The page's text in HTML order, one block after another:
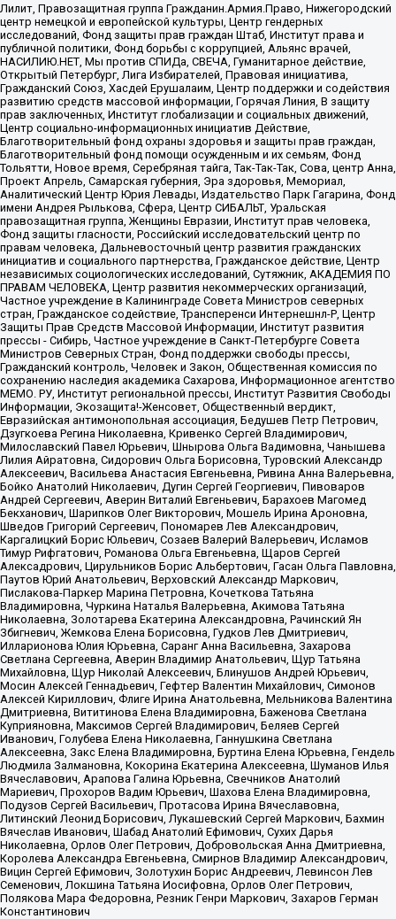
Лилит, Правозащитная группа Гражданин.Армия.Право, Нижегородский
центр немецкой и европейской культуры, Центр гендерных
исследований, Фонд защиты прав граждан Штаб, Институт права и
публичной политики, Фонд борьбы с коррупцией, Альянс врачей,
НАСИЛИЮ.НЕТ, Мы против СПИДа, СВЕЧА, Гуманитарное действие,
Открытый Петербург, Лига Избирателей, Правовая инициатива,
Гражданский Союз, Хасдей Ерушалаим, Центр поддержки и содействия
развитию средств массовой информации, Горячая Линия, В защиту
прав заключенных, Институт глобализации и социальных движений,
Центр социально-информационных инициатив Действие,
Благотворительный фонд охраны здоровья и защиты прав граждан,
Благотворительный фонд помощи осужденным и их семьям, Фонд
Тольятти, Новое время, Серебряная тайга, Так-Так-Так, Сова, центр Анна,
Проект Апрель, Самарская губерния, Эра здоровья, Мемориал,
Аналитический Центр Юрия Левады, Издательство Парк Гагарина, Фонд
имени Андрея Рылькова, Сфера, Центр СИБАЛЬТ, Уральская
правозащитная группа, Женщины Евразии, Институт прав человека,
Фонд защиты гласности, Российский исследовательский центр по
правам человека, Дальневосточный центр развития гражданских
инициатив и социального партнерства, Гражданское действие, Центр
независимых социологических исследований, Сутяжник, АКАДЕМИЯ ПО
ПРАВАМ ЧЕЛОВЕКА, Центр развития некоммерческих организаций,
Частное учреждение в Калининграде Совета Министров северных
стран, Гражданское содействие, Трансперенси Интернешнл-Р, Центр
Защиты Прав Средств Массовой Информации, Институт развития
прессы - Сибирь, Частное учреждение в Санкт-Петербурге Совета
Министров Северных Стран, Фонд поддержки свободы прессы,
Гражданский контроль, Человек и Закон, Общественная комиссия по
сохранению наследия академика Сахарова, Информационное агентство
МЕМО. РУ, Институт региональной прессы, Институт Развития Свободы
Информации, Экозащита!-Женсовет, Общественный вердикт,
Евразийская антимонопольная ассоциация, Бедушев Петр Петрович,
Дзугкоева Регина Николаевна, Кривенко Сергей Владимирович,
Милославский Павел Юрьевич, Шнырова Ольга Вадимовна, Чанышева
Лилия Айратовна, Сидорович Ольга Борисовна, Туровский Александр
Алексеевич, Васильева Анастасия Евгеньевна, Ривина Анна Валерьевна,
Бойко Анатолий Николаевич, Дугин Сергей Георгиевич, Пивоваров
Андрей Сергеевич, Аверин Виталий Евгеньевич, Барахоев Магомед
Бекханович, Шарипков Олег Викторович, Мошель Ирина Ароновна,
Шведов Григорий Сергеевич, Пономарев Лев Александрович,
Каргалицкий Борис Юльевич, Созаев Валерий Валерьевич, Исламов
Тимур Рифгатович, Романова Ольга Евгеньевна, Щаров Сергей
Алексадрович, Цирульников Борис Альбертович, Гасан Ольга Павловна,
Паутов Юрий Анатольевич, Верховский Александр Маркович,
Пислакова-Паркер Марина Петровна, Кочеткова Татьяна
Владимировна, Чуркина Наталья Валерьевна, Акимова Татьяна
Николаевна, Золотарева Екатерина Александровна, Рачинский Ян
Збигневич, Жемкова Елена Борисовна, Гудков Лев Дмитриевич,
Илларионова Юлия Юрьевна, Саранг Анна Васильевна, Захарова
Светлана Сергеевна, Аверин Владимир Анатольевич, Щур Татьяна
Михайловна, Щур Николай Алексеевич, Блинушов Андрей Юрьевич,
Мосин Алексей Геннадьевич, Гефтер Валентин Михайлович, Симонов
Алексей Кириллович, Флиге Ирина Анатольевна, Мельникова Валентина
Дмитриевна, Вититинова Елена Владимировна, Баженова Светлана
Куприяновна, Максимов Сергей Владимирович, Беляев Сергей
Иванович, Голубева Елена Николаевна, Ганнушкина Светлана
Алексеевна, Закс Елена Владимировна, Буртина Елена Юрьевна, Гендель
Людмила Залмановна, Кокорина Екатерина Алексеевна, Шуманов Илья
Вячеславович, Арапова Галина Юрьевна, Свечников Анатолий
Мариевич, Прохоров Вадим Юрьевич, Шахова Елена Владимировна,
Подузов Сергей Васильевич, Протасова Ирина Вячеславовна,
Литинский Леонид Борисович, Лукашевский Сергей Маркович, Бахмин
Вячеслав Иванович, Шабад Анатолий Ефимович, Сухих Дарья
Николаевна, Орлов Олег Петрович, Добровольская Анна Дмитриевна,
Королева Александра Евгеньевна, Смирнов Владимир Александрович,
Вицин Сергей Ефимович, Золотухин Борис Андреевич, Левинсон Лев
Семенович, Локшина Татьяна Иосифовна, Орлов Олег Петрович,
Полякова Мара Федоровна, Резник Генри Маркович, Захаров Герман
Константинович